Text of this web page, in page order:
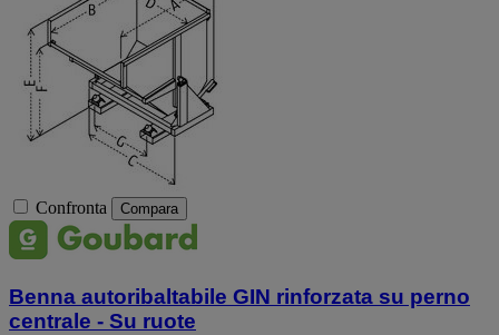
Confronta Compara
Benna autoribaltabile GIN rinforzata su perno
centrale - Su ruote